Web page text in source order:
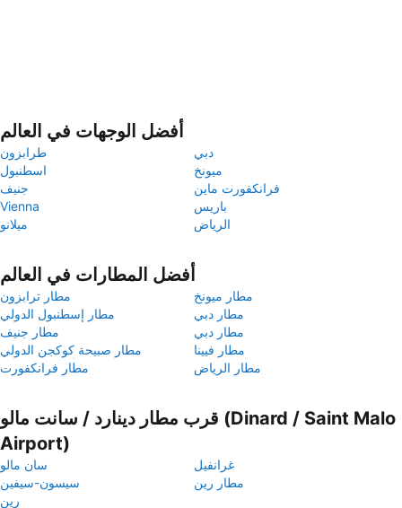
أفضل الوجهات في العالم
طرابزون
دبي
اسطنبول
ميونخ
جنيف
فرانكفورت ماين
Vienna
باريس
ميلانو
الرياض
أفضل المطارات في العالم
مطار ترابزون
مطار ميونخ
مطار إسطنبول الدولي
مطار دبي
مطار جنيف
مطار دبي
مطار صبيحة كوكجن الدولي
مطار فيينا
مطار فرانكفورت
مطار الرياض
قرب مطار دينارد / سانت مالو (Dinard / Saint Malo
Airport)
سان مالو
غرانفيل
سيسون-سيفين
مطار رين
رين